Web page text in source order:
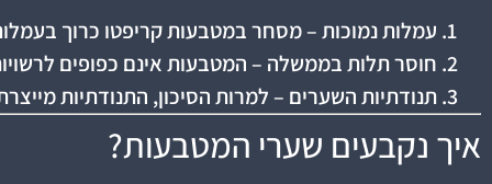
עמלות נמוכות – מסחר במטבעות קריפטו כרוך
חוסר תלות בממשלה – המטבעות אינם כפופים
תנודתיות השערים – למרות הסיכון, התנודתיות
איך נקבעים שערי המטבעות?